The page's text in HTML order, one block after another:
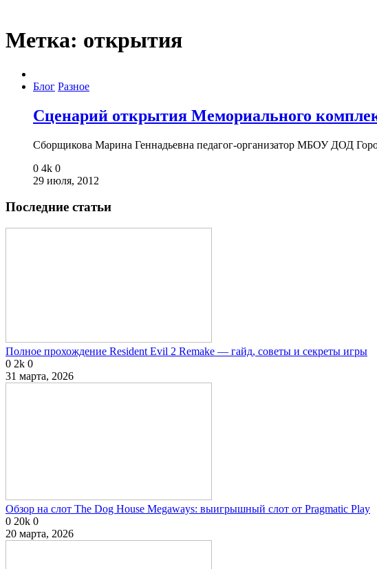
Метка: открытия
Блог Разное
Сценарий открытия Мемориального
Сборщикова Марина Геннадьевна педагог-организатор МБОУ ДОД
0 4k 0
29 июля, 2012
Последние статьи
Полное прохождение Resident Evil 2 Remake — гайд, советы и секреты игры
0 2k 0
31 марта, 2026
Обзор на слот The Dog House Megaways: выигрышный слот от Pragmatic Play
0 20k 0
20 марта, 2026